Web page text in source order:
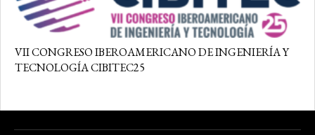
VII CONGRESO IBEROAMERICANO DE INGENIERÍA Y
TECNOLOGÍA CIBITEC25